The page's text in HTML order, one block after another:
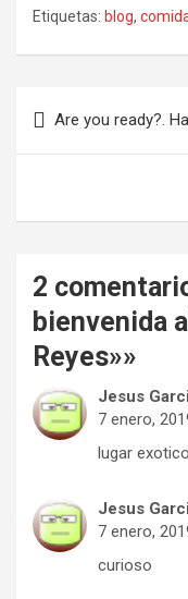
Etiquetas: blog,
de
Are you ready?.
2
bienvenida
Reyes»»
Jesus
7 enero,
lugar
Jesus
7 enero,
curioso